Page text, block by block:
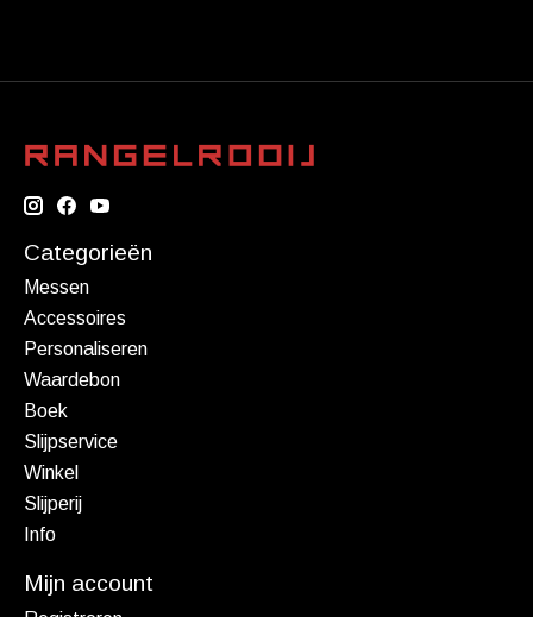
Categorieën
Messen
Accessoires
Personaliseren
Waardebon
Boek
Slijpservice
Winkel
Slijperij
Info
Mijn account